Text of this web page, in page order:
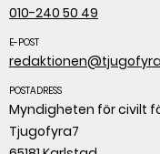
010-240 50 49
E-POST
POSTADRESS
Myndigheten för civilt
Tjugofyra7